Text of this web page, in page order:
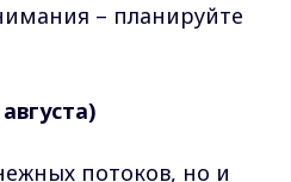
– планируйте
потоков, но и